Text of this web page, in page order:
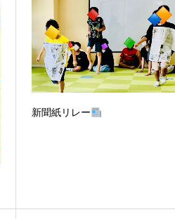
新聞紙リレー